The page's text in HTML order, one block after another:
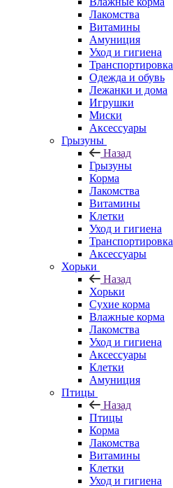
Лакомства
Витамины
Амуниция
Уход и гигиена
Транспортировка
Одежда и обувь
Лежанки и дома
Игрушки
Миски
Аксессуары
Грызуны
Назад
Грызуны
Корма
Лакомства
Витамины
Клетки
Уход и гигиена
Транспортировка
Аксессуары
Хорьки
Назад
Хорьки
Сухие корма
Влажные корма
Лакомства
Уход и гигиена
Аксессуары
Клетки
Амуниция
Птицы
Назад
Птицы
Корма
Лакомства
Витамины
Клетки
Уход и гигиена